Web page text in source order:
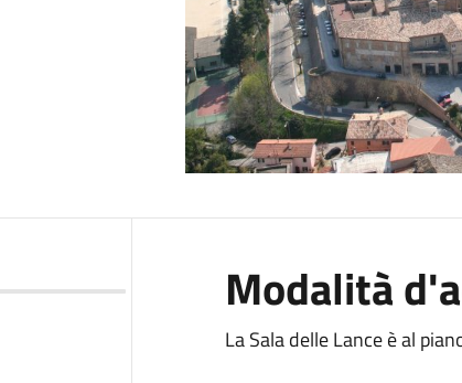
Modalità
La Sala delle Lance è al